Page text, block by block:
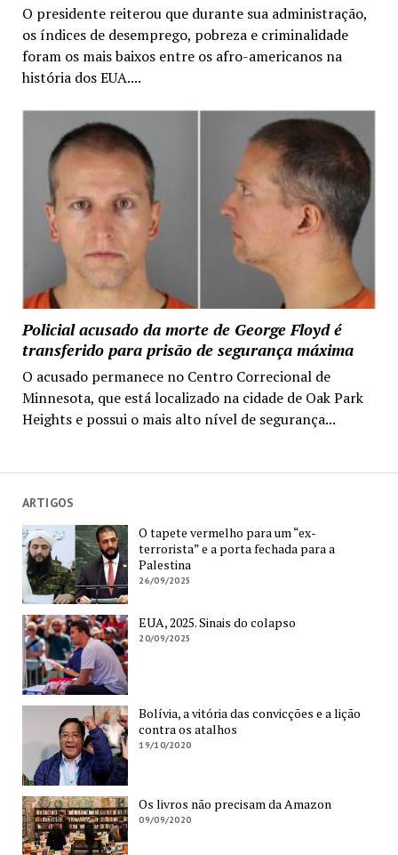
O presidente reiterou que durante sua administração,
os índices de desemprego, pobreza e criminalidade
foram os mais baixos entre os afro-americanos na
história dos EUA....
Policial acusado da morte de George Floyd é
transferido para prisão de segurança máxima
O acusado permanece no Centro Correcional de
Minnesota, que está localizado na cidade de Oak Park
Heights e possui o mais alto nível de segurança...
ARTIGOS
O tapete vermelho para um “ex-
terrorista” e a porta fechada para a
Palestina
26/09/2025
EUA, 2025. Sinais do colapso
20/09/2025
Bolívia, a vitória das convicções e a lição
contra os atalhos
19/10/2020
Os livros não precisam da Amazon
09/09/2020